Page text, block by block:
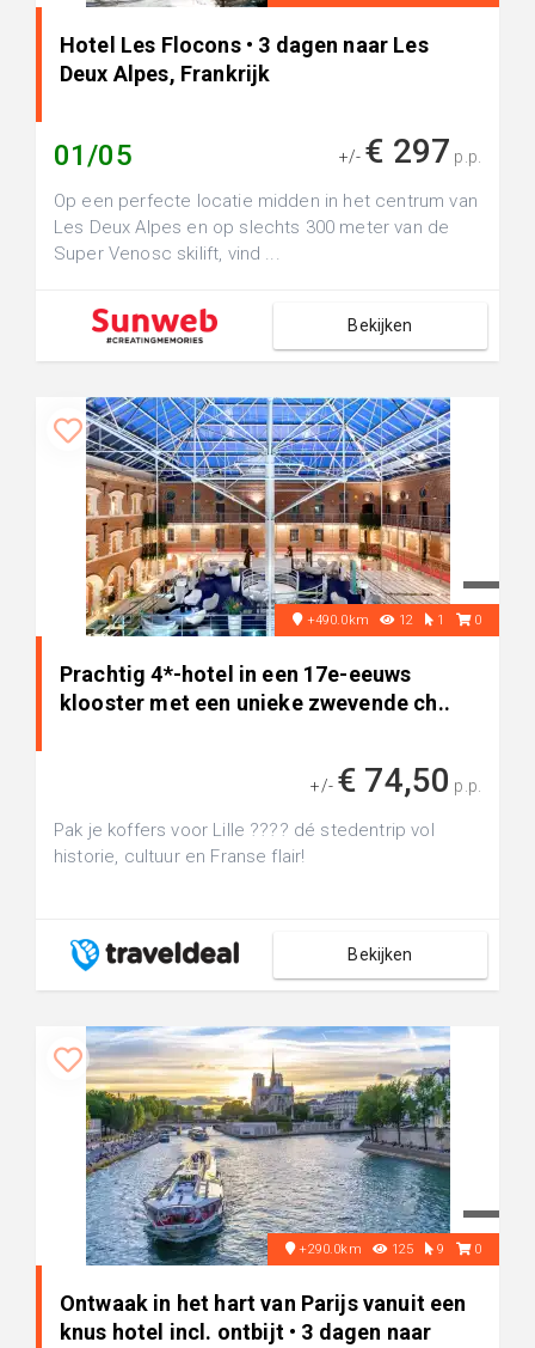
Hotel Les Flocons • 3 dagen naar Les
Deux Alpes, Frankrijk
01/05 +/- € 297 p.p.
Op een perfecte locatie midden in het centrum van
Les Deux Alpes en op slechts 300 meter van de
Super Venosc skilift, vind ...
Bekijken
+490.0km 12 1 0
Prachtig 4*-hotel in een 17e-eeuws
klooster met een unieke zwevende ch..
+/- € 74,50 p.p.
Pak je koffers voor Lille ???? dé stedentrip vol
historie, cultuur en Franse flair!
Bekijken
+290.0km 125 9 0
Ontwaak in het hart van Parijs vanuit een
knus hotel incl. ontbijt • 3 dagen naar